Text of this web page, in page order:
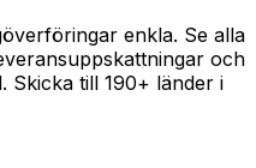
enkla. Se alla
och
Skicka till 190+ länder i